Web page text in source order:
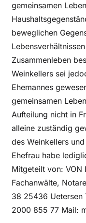
gemeinsamen
beweglichen
Zusammenleben
Weinkellers sei
Ehemannes
gemeinsamen
Aufteilung nicht in
alleine zuständig
des Weinkellers
Ehefrau habe
Mitgeteilt von: VON
Fachanwälte,
38 25436
2000 855 77 Mail: